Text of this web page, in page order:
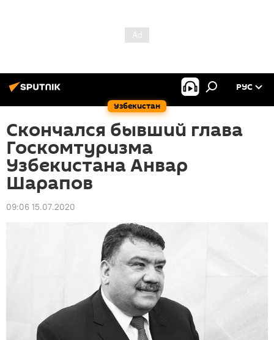
Узбекистан
РУС
Скончался бывший глава
Госкомтуризма
Узбекистана Анвар
Шарапов
09:06 15.07.2020